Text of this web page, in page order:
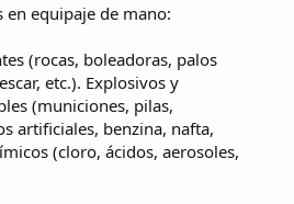
equipaje de mano:
(rocas, boleadoras, palos
etc.). Explosivos y
(municiones, pilas,
artificiales, benzina, nafta,
(cloro, ácidos, aerosoles,